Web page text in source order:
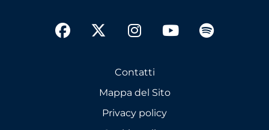
facebookinstagram
youtubespotify
Contatti
Mappa del Sito
Privacy policy